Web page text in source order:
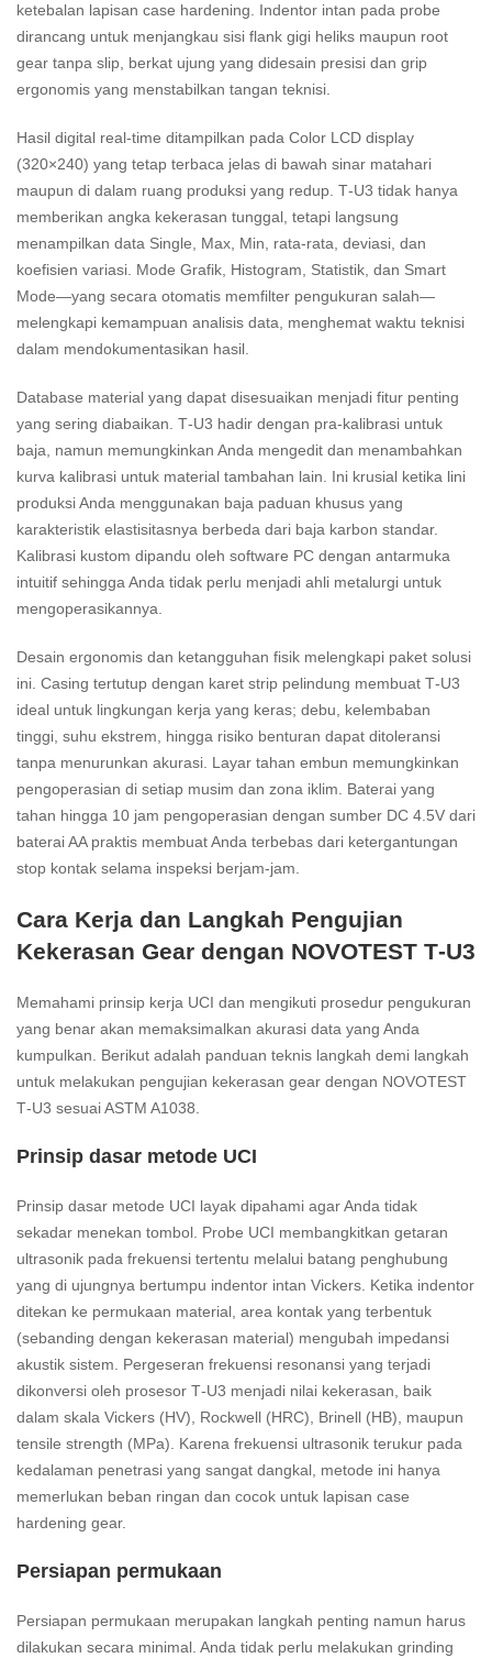
ketebalan lapisan case hardening. Indentor intan pada probe
dirancang untuk menjangkau sisi flank gigi heliks maupun root
gear tanpa slip, berkat ujung yang didesain presisi dan grip
ergonomis yang menstabilkan tangan teknisi.
Hasil digital real‑time ditampilkan pada Color LCD display
(320×240) yang tetap terbaca jelas di bawah sinar matahari
maupun di dalam ruang produksi yang redup. T‑U3 tidak hanya
memberikan angka kekerasan tunggal, tetapi langsung
menampilkan data Single, Max, Min, rata‑rata, deviasi, dan
koefisien variasi. Mode Grafik, Histogram, Statistik, dan Smart
Mode—yang secara otomatis memfilter pengukuran salah—
melengkapi kemampuan analisis data, menghemat waktu teknisi
dalam mendokumentasikan hasil.
Database material yang dapat disesuaikan menjadi fitur penting
yang sering diabaikan. T‑U3 hadir dengan pra‑kalibrasi untuk
baja, namun memungkinkan Anda mengedit dan menambahkan
kurva kalibrasi untuk material tambahan lain. Ini krusial ketika lini
produksi Anda menggunakan baja paduan khusus yang
karakteristik elastisitasnya berbeda dari baja karbon standar.
Kalibrasi kustom dipandu oleh software PC dengan antarmuka
intuitif sehingga Anda tidak perlu menjadi ahli metalurgi untuk
mengoperasikannya.
Desain ergonomis dan ketangguhan fisik melengkapi paket solusi
ini. Casing tertutup dengan karet strip pelindung membuat T‑U3
ideal untuk lingkungan kerja yang keras; debu, kelembaban
tinggi, suhu ekstrem, hingga risiko benturan dapat ditoleransi
tanpa menurunkan akurasi. Layar tahan embun memungkinkan
pengoperasian di setiap musim dan zona iklim. Baterai yang
tahan hingga 10 jam pengoperasian dengan sumber DC 4.5V dari
baterai AA praktis membuat Anda terbebas dari ketergantungan
stop kontak selama inspeksi berjam‑jam.
Cara Kerja dan Langkah Pengujian
Kekerasan Gear dengan NOVOTEST T‑U3
Memahami prinsip kerja UCI dan mengikuti prosedur pengukuran
yang benar akan memaksimalkan akurasi data yang Anda
kumpulkan. Berikut adalah panduan teknis langkah demi langkah
untuk melakukan pengujian kekerasan gear dengan NOVOTEST
T‑U3 sesuai ASTM A1038.
Prinsip dasar metode UCI
Prinsip dasar metode UCI layak dipahami agar Anda tidak
sekadar menekan tombol. Probe UCI membangkitkan getaran
ultrasonik pada frekuensi tertentu melalui batang penghubung
yang di ujungnya bertumpu indentor intan Vickers. Ketika indentor
ditekan ke permukaan material, area kontak yang terbentuk
(sebanding dengan kekerasan material) mengubah impedansi
akustik sistem. Pergeseran frekuensi resonansi yang terjadi
dikonversi oleh prosesor T‑U3 menjadi nilai kekerasan, baik
dalam skala Vickers (HV), Rockwell (HRC), Brinell (HB), maupun
tensile strength (MPa). Karena frekuensi ultrasonik terukur pada
kedalaman penetrasi yang sangat dangkal, metode ini hanya
memerlukan beban ringan dan cocok untuk lapisan case
hardening gear.
Persiapan permukaan
Persiapan permukaan merupakan langkah penting namun harus
dilakukan secara minimal. Anda tidak perlu melakukan grinding